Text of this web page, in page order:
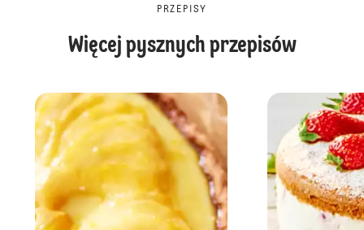
PRZEPISY
Więcej pysznych przepisów